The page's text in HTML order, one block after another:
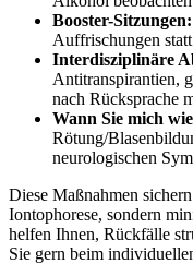
Booster-Sitzungen:
Auffrischungen
Interdisziplinäre
Antitranspirantien,
nach Rücksprache
Wann Sie mich
Rötung/
neurologischen
Diese ​Maßnahmen
Iontophorese, sondern‍
helfen Ihnen, Rückfälle‌
Sie gern beim